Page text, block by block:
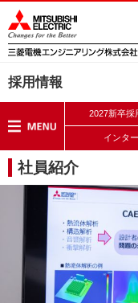
採用情報
2027新卒
インタ
社員紹介